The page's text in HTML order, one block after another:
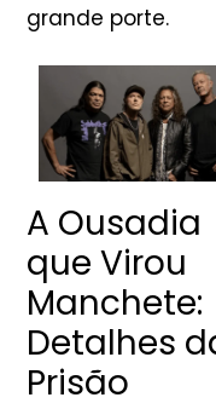
grande porte.
A Ousadia
que Virou
Manchete:
Detalhes
Prisão